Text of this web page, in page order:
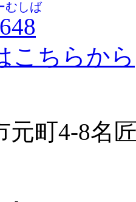
むしば
こちらから
元町4-8名